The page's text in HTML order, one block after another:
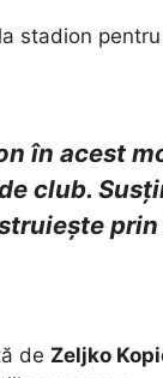
stadion
în acest
club.
de Zeljko